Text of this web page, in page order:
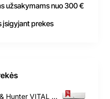
užsakymams nuo 300 €
įsigyjant prekes
CH-S09FTXF-NG Cooper & Hunter VITAL 2.5/2.8 kW oro kondicionierius